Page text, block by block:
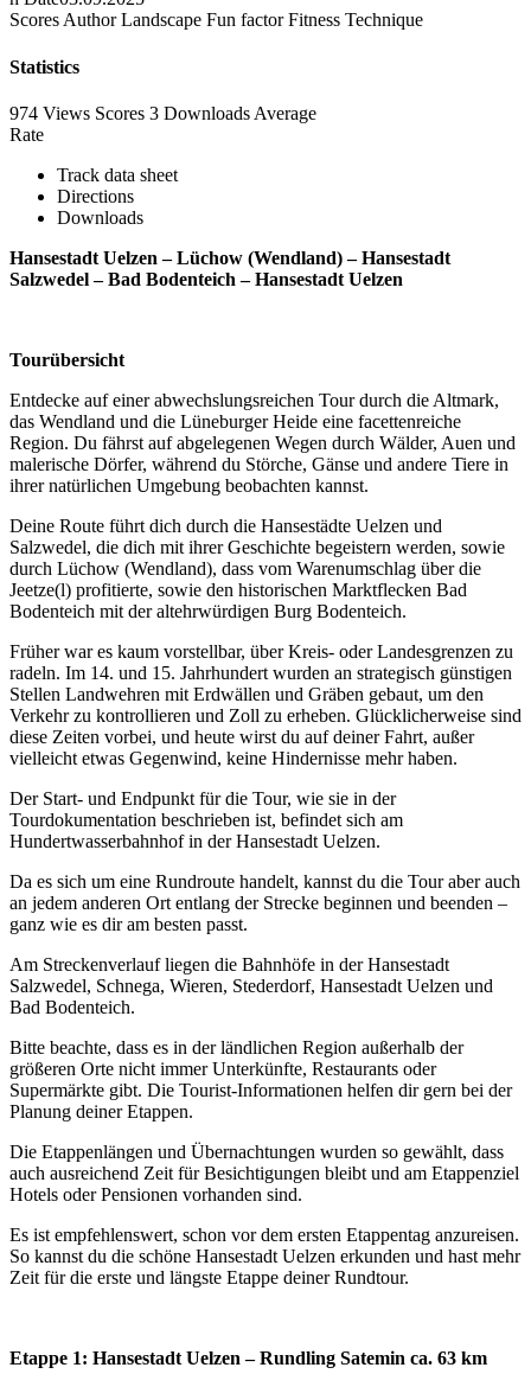
Scores Author Landscape Fun factor Fitness Technique
Statistics
974 Views Scores 3 Downloads Average
Rate
Track data sheet
Directions
Downloads
Hansestadt Uelzen – Lüchow (Wendland) – Hansestadt
Salzwedel – Bad Bodenteich – Hansestadt Uelzen
Tourübersicht
Entdecke auf einer abwechslungsreichen Tour durch die Altmark,
das Wendland und die Lüneburger Heide eine facettenreiche
Region. Du fährst auf abgelegenen Wegen durch Wälder, Auen und
malerische Dörfer, während du Störche, Gänse und andere Tiere in
ihrer natürlichen Umgebung beobachten kannst.
Deine Route führt dich durch die Hansestädte Uelzen und
Salzwedel, die dich mit ihrer Geschichte begeistern werden, sowie
durch Lüchow (Wendland), dass vom Warenumschlag über die
Jeetze(l) profitierte, sowie den historischen Marktflecken Bad
Bodenteich mit der altehrwürdigen Burg Bodenteich.
Früher war es kaum vorstellbar, über Kreis- oder Landesgrenzen zu
radeln. Im 14. und 15. Jahrhundert wurden an strategisch günstigen
Stellen Landwehren mit Erdwällen und Gräben gebaut, um den
Verkehr zu kontrollieren und Zoll zu erheben. Glücklicherweise sind
diese Zeiten vorbei, und heute wirst du auf deiner Fahrt, außer
vielleicht etwas Gegenwind, keine Hindernisse mehr haben.
Der Start- und Endpunkt für die Tour, wie sie in der
Tourdokumentation beschrieben ist, befindet sich am
Hundertwasserbahnhof in der Hansestadt Uelzen.
Da es sich um eine Rundroute handelt, kannst du die Tour aber auch
an jedem anderen Ort entlang der Strecke beginnen und beenden –
ganz wie es dir am besten passt.
Am Streckenverlauf liegen die Bahnhöfe in der Hansestadt
Salzwedel, Schnega, Wieren, Stederdorf, Hansestadt Uelzen und
Bad Bodenteich.
Bitte beachte, dass es in der ländlichen Region außerhalb der
größeren Orte nicht immer Unterkünfte, Restaurants oder
Supermärkte gibt. Die Tourist-Informationen helfen dir gern bei der
Planung deiner Etappen.
Die Etappenlängen und Übernachtungen wurden so gewählt, dass
auch ausreichend Zeit für Besichtigungen bleibt und am Etappenziel
Hotels oder Pensionen vorhanden sind.
Es ist empfehlenswert, schon vor dem ersten Etappentag anzureisen.
So kannst du die schöne Hansestadt Uelzen erkunden und hast mehr
Zeit für die erste und längste Etappe deiner Rundtour.
Etappe 1: Hansestadt Uelzen – Rundling Satemin ca. 63 km